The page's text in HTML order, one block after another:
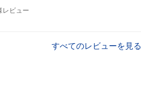
レビュー
すべてのレビューを見る